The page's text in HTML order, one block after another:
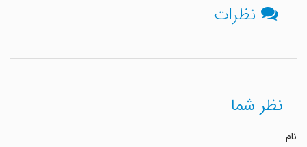
نظرات
نظر شما